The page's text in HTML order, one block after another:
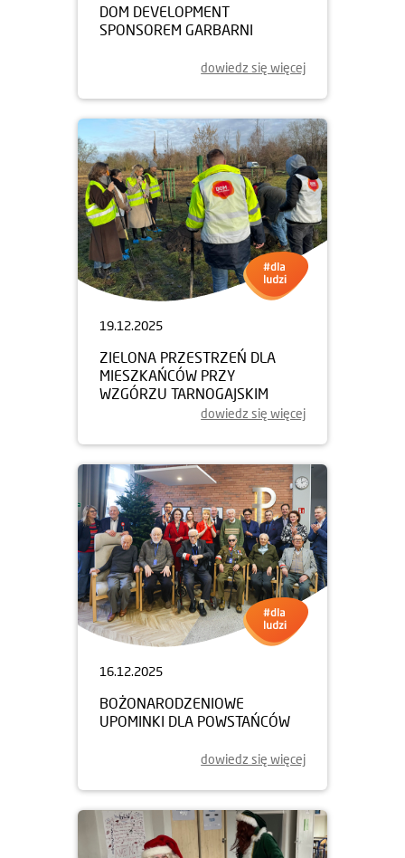
DOM DEVELOPMENT
SPONSOREM GARBARNI
dowiedz się więcej
19.12.2025
ZIELONA PRZESTRZEŃ DLA
MIESZKAŃCÓW PRZY
WZGÓRZU TARNOGAJSKIM
dowiedz się więcej
16.12.2025
BOŻONARODZENIOWE
UPOMINKI DLA POWSTAŃCÓW
dowiedz się więcej